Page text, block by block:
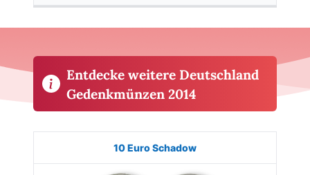
Entdecke weitere Deutschland
Gedenkmünzen 2014
Ausgabe Auflage
10 Euro Schadow